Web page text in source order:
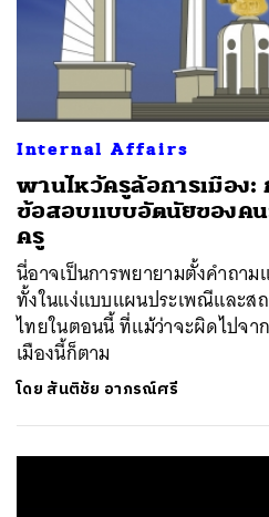
Internal Affairs
พานไหว้ครูล้อการเมือง
ข้อสอบแบบอัตนัยของค
ครู
นี่อาจเป็นการพยายามตั้งคำถา
ทั้งในแง่แบบแผนประเพณีและส
ไทยในตอนนี้ ที่แม้ว่าจะผิดไปจ
เมืองนี้ก็ตาม
โดย สันติชัย อาภรณ์ศรี